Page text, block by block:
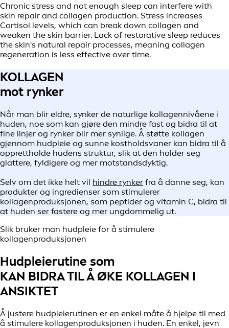
Chronic stress and not enough sleep can interfere with
skin repair and collagen production. Stress increases
Cortisol levels, which can break down collagen and
weaken the skin barrier. Lack of restorative sleep reduces
the skin's natural repair processes, meaning collagen
regeneration is less effective over time.
KOLLAGEN
mot rynker
Når man blir eldre, synker de naturlige kollagennivåene i
huden, noe som kan gjøre den mindre fast og bidra til at
fine linjer og rynker blir mer synlige. Å støtte kollagen
gjennom hudpleie og sunne kostholdsvaner kan bidra til å
opprettholde hudens struktur, slik at den holder seg
glattere, fyldigere og mer motstandsdyktig.
Selv om det ikke helt vil hindre rynker fra å danne seg, kan
produkter og ingredienser som stimulerer
kollagenproduksjonen, som peptider og vitamin C, bidra til
at huden ser fastere og mer ungdommelig ut.
Slik bruker man hudpleie for å stimulere
kollagenproduksjonen
Hudpleierutine som
KAN BIDRA TIL Å ØKE KOLLAGEN I
ANSIKTET
Å justere hudpleierutinen er en enkel måte å hjelpe til med
å stimulere kollagenproduksjonen i huden. En enkel, jevn